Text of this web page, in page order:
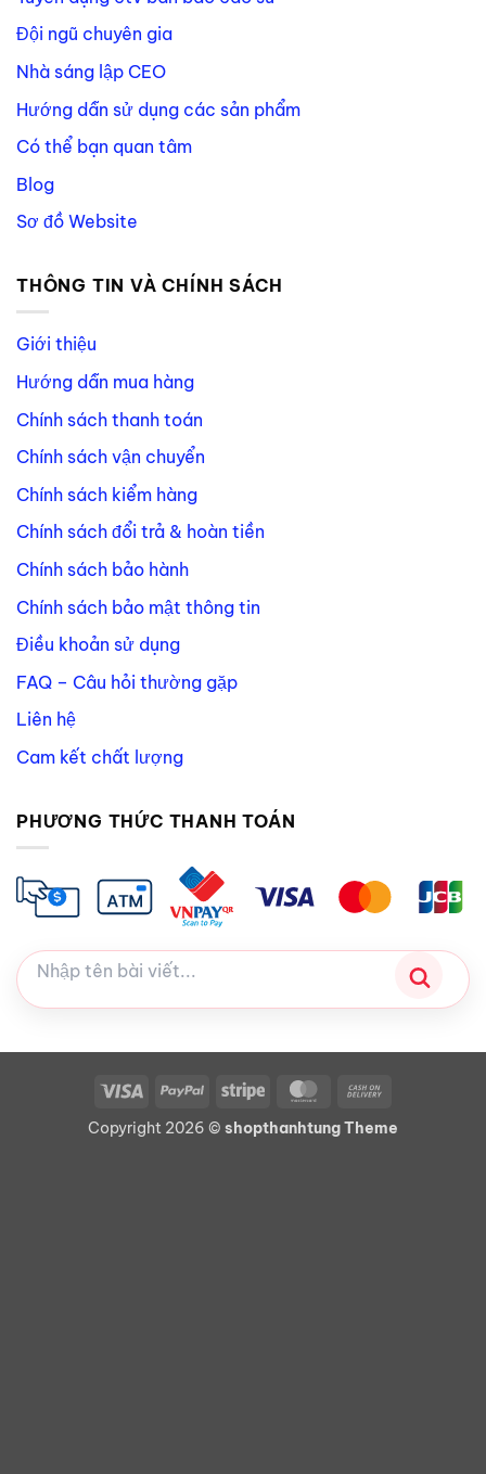
Đội ngũ chuyên gia
Nhà sáng lập CEO
Hướng dẫn sử dụng các sản phẩm
Có thể bạn quan tâm
Blog
Sơ đồ Website
THÔNG TIN VÀ CHÍNH SÁCH
Giới thiệu
Hướng dẫn mua hàng
Chính sách thanh toán
Chính sách vận chuyển
Chính sách kiểm hàng
Chính sách đổi trả & hoàn tiền
Chính sách bảo hành
Chính sách bảo mật thông tin
Điều khoản sử dụng
FAQ – Câu hỏi thường gặp
Liên hệ
Cam kết chất lượng
PHƯƠNG THỨC THANH TOÁN
Visa PayPal Stripe MasterCard
Delivery
Copyright 2026 © shopthanhtung Theme